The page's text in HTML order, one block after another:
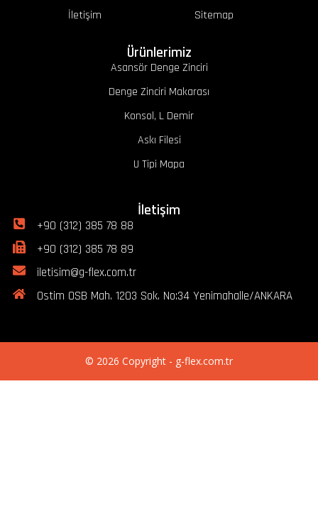
İletişim
Sitemap
Ürünlerimiz
Asansör Denge Zinciri
Denge Zinciri Makarası
Konsol, L Demir
Askı Filesi
U Tipi Mapa
İletişim
+90 (312) 385 78 88
+90 (312) 385 78 89
iletisim@g-flex.com.tr
Ostim OSB Mah. 1203 Sok. No:34 Yenimahalle/ANKARA
© 2026 Copyright - g-flex.com.tr